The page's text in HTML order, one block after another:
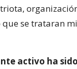
que se trataran
activo ha